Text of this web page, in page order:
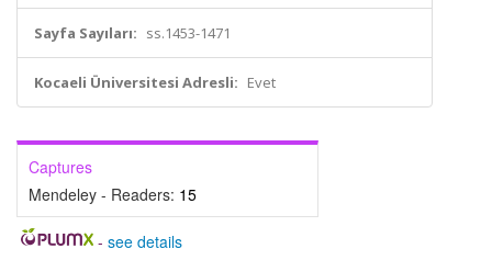
Sayfa Sayıları: ss.1453-1471
Kocaeli Üniversitesi Adresli: Evet
Captures
Mendeley - Readers: 15
- see details